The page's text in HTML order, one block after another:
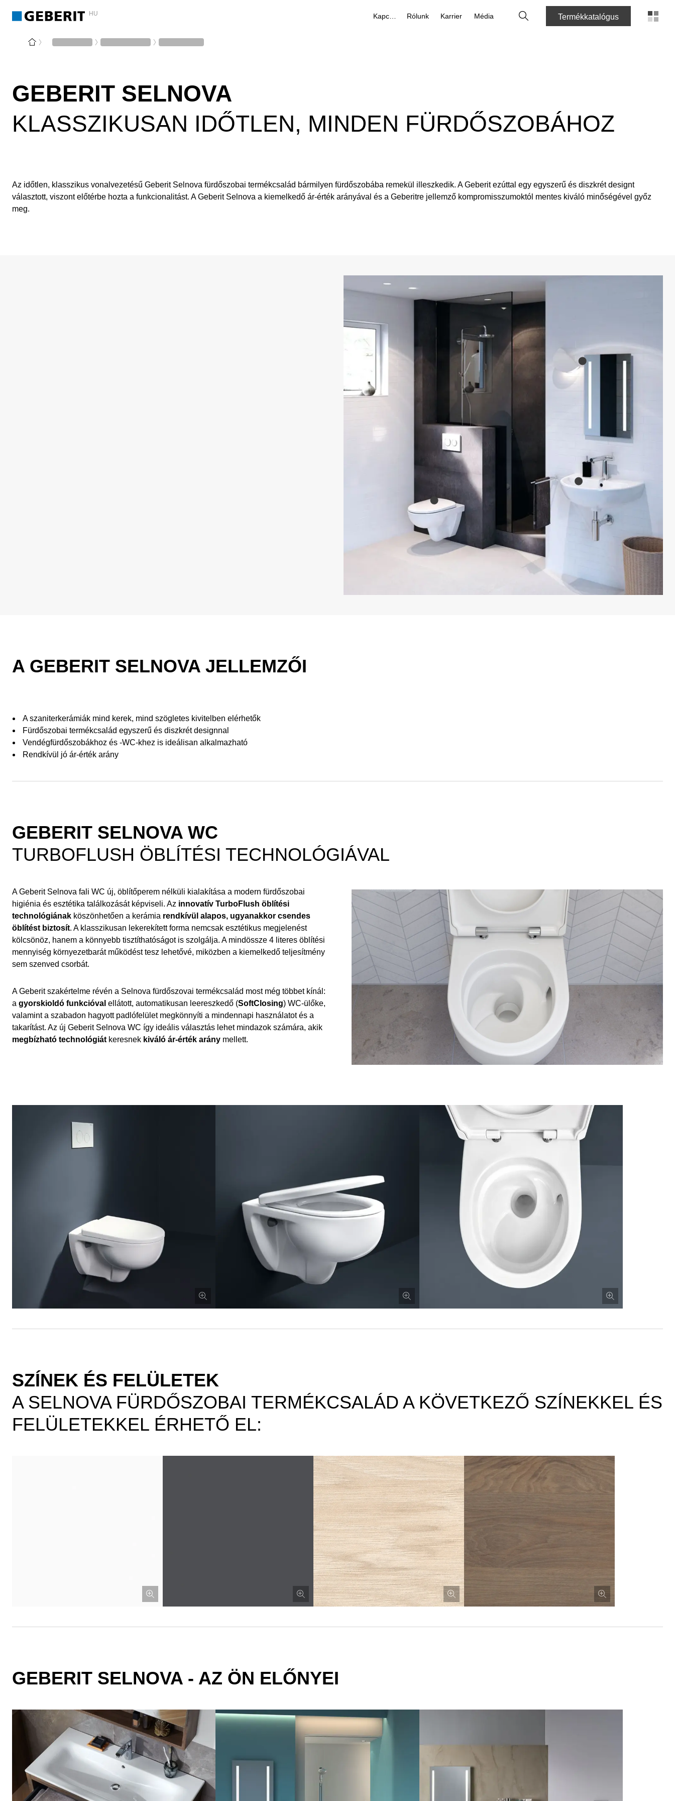
HU Rólunk Karrier Média KeresésTermékkatalógus
GEBERIT SELNOVA
KLASSZIKUSAN IDŐTLEN, MINDEN FÜRDŐSZOBÁHOZ
Az időtlen, klasszikus vonalvezetésű Geberit Selnova fürdőszobai termékcsalád bármilyen fürdőszobába remekül illeszkedik. A Geberit ezúttal egy egyszerű és diszkrét designt
választott, viszont előtérbe hozta a funkcionalitást. A Geberit Selnova a kiemelkedő ár-érték arányával és a Geberitre jellemző kompromisszumoktól mentes kiváló minőségével győz
meg.
A GEBERIT SELNOVA JELLEMZŐI
A szaniterkerámiák mind kerek, mind szögletes kivitelben elérhetők
Fürdőszobai termékcsalád egyszerű és diszkrét designnal
Vendégfürdőszobákhoz és -WC-khez is ideálisan alkalmazható
Rendkívül jó ár-érték arány
GEBERIT SELNOVA WC
TURBOFLUSH ÖBLÍTÉSI TECHNOLÓGIÁVAL
A Geberit Selnova fali WC új, öblítőperem nélküli kialakítása a modern fürdőszobai
higiénia és esztétika találkozását képviseli. Az innovatív TurboFlush öblítési
technológiának köszönhetően a kerámia rendkívül alapos, ugyanakkor csendes
öblítést biztosít. A klasszikusan lekerekített forma nemcsak esztétikus megjelenést
kölcsönöz, hanem a könnyebb tisztíthatóságot is szolgálja. A mindössze 4 literes öblítési
mennyiség környezetbarát működést tesz lehetővé, miközben a kiemelkedő teljesítmény
sem szenved csorbát.
A Geberit szakértelme révén a Selnova fürdőszovai termékcsalád most még többet kínál:
a gyorskioldó funkcióval ellátott, automatikusan leereszkedő (SoftClosing) WC-ülőke,
valamint a szabadon hagyott padlófelület megkönnyíti a mindennapi használatot és a
takarítást. Az új Geberit Selnova WC így ideális választás lehet mindazok számára, akik
megbízható technológiát keresnek kiváló ár-érték arány mellett.
SZÍNEK ÉS FELÜLETEK
A SELNOVA FÜRDŐSZOBAI TERMÉKCSALÁD A KÖVETKEZŐ SZÍNEKKEL ÉS
FELÜLETEKKEL ÉRHETŐ EL:
GEBERIT SELNOVA - AZ ÖN ELŐNYEI